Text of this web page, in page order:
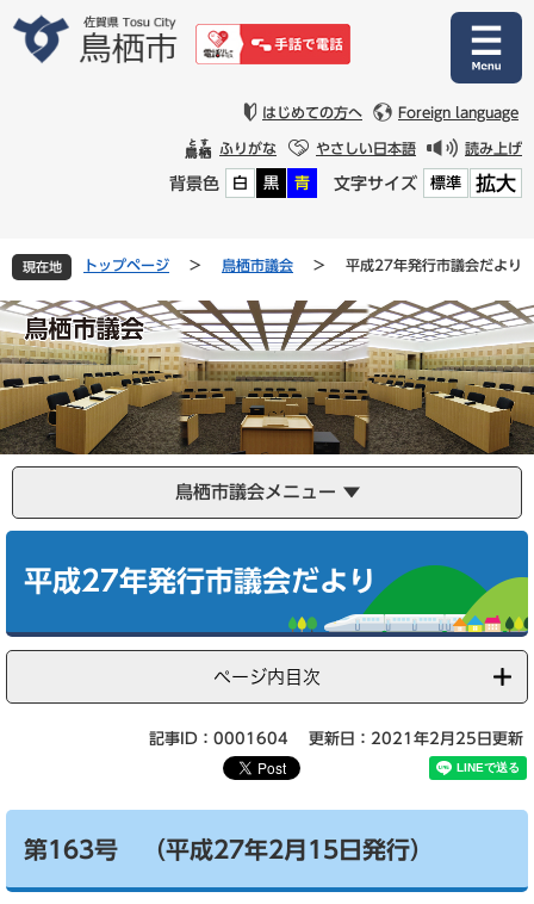
文
はじめての方へ Foreign language
ふりがな やさしい日本語 読み上げ
背景色 白 黒 青 文字サイズ 標準 拡大
現在地 トップページ > 鳥栖市議会 > 平成27年発行市議会だより
鳥栖市議会メニュー
平成27年発行市議会だより
ページ内目次
記事ID：0001604 更新日：2021年2月25日更新
第163号 （平成27年2月15日発行）